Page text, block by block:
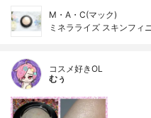
M・A・C(マック)
ミネラライズ スキンフィ
コスメ好きOL
むぅ